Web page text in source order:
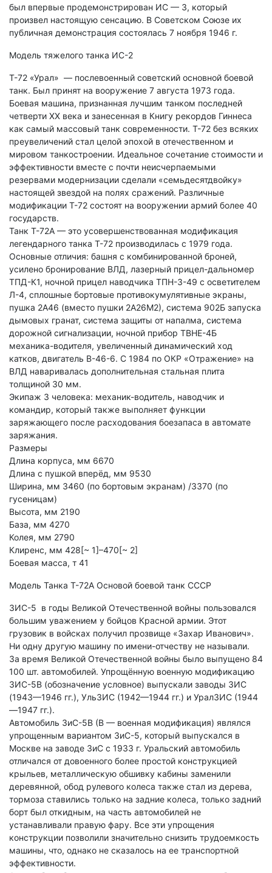
был впервые продемонстрирован ИС — 3, который
произвел настоящую сенсацию. В Советском Союзе их
публичная демонстрация состоялась 7 ноября 1946 г.
Модель тяжелого танка ИС-2
Т-72 «Урал» — послевоенный советский основной боевой
танк. Был принят на вооружение 7 августа 1973 года.
Боевая машина, признанная лучшим танком последней
четверти XX века и занесенная в Книгу рекордов Гиннеса
как самый массовый танк современности. Т-72 без всяких
преувеличений стал целой эпохой в отечественном и
мировом танкостроении. Идеальное сочетание стоимости и
эффективности вместе с почти неисчерпаемыми
резервами модернизации сделали «семьдесятдвойку»
настоящей звездой на полях сражений. Различные
модификации Т-72 состоят на вооружении армий более 40
государств.
Танк Т-72А — это усовершенствованная модификация
легендарного танка Т-72 производилась с 1979 года.
Основные отличия: башня с комбинированной броней,
усилено бронирование ВЛД, лазерный прицел-дальномер
ТПД-К1, ночной прицел наводчика ТПН-3-49 с осветителем
Л-4, сплошные бортовые противокумулятивные экраны,
пушка 2А46 (вместо пушки 2А26М2), система 902Б запуска
дымовых гранат, система защиты от напалма, система
дорожной сигнализации, ночной прибор ТВНЕ-4Б
механика-водителя, увеличенный динамический ход
катков, двигатель В-46-6. С 1984 по ОКР «Отражение» на
ВЛД наваривалась дополнительная стальная плита
толщиной 30 мм.
Экипаж 3 человека: механик-водитель, наводчик и
командир, который также выполняет функции
заряжающего после расходования боезапаса в автомате
заряжания.
Размеры
Длина корпуса, мм 6670
Длина с пушкой вперёд, мм 9530
Ширина, мм 3460 (по бортовым экранам) /3370 (по
гусеницам)
Высота, мм 2190
База, мм 4270
Колея, мм 2790
Клиренс, мм 428[~ 1]–470[~ 2]
Боевая масса, т 41
Модель Танка Т-72А Основой боевой танк СССР
ЗИС-5 в годы Великой Отечественной войны пользовался
большим уважением у бойцов Красной армии. Этот
грузовик в войсках получил прозвище «Захар Иванович».
Ни одну другую машину по имени-отчеству не называли.
За время Великой Отечественной войны было выпущено 84
100 шт. автомобилей. Упрощённую военную модификацию
ЗИС-5В (обозначение условное) выпускали заводы ЗИС
(1943—1946 гг.), УльЗИС (1942—1944 гг.) и УралЗИС (1944
—1947 гг.).
Автомобиль ЗиС-5В (В — военная модификация) являлся
упрощенным вариантом ЗиС-5, который выпускался в
Москве на заводе ЗиС с 1933 г. Уральский автомобиль
отличался от довоенного более простой конструкцией
крыльев, металлическую обшивку кабины заменили
деревянной, обод рулевого колеса также стал из дерева,
тормоза ставились только на задние колеса, только задний
борт был откидным, на часть автомобилей не
устанавливали правую фару. Все эти упрощения
конструкции позволили значительно снизить трудоемкость
машины, что, однако не сказалось на ее транспортной
эффективности.